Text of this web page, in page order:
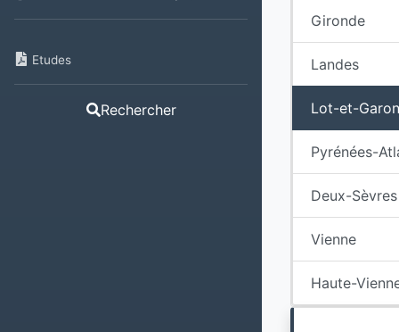
Etudes
Rechercher
Gironde
Landes
Lot-et-
Pyrénées-
Deux-Sèvres
Vienne
Haute-